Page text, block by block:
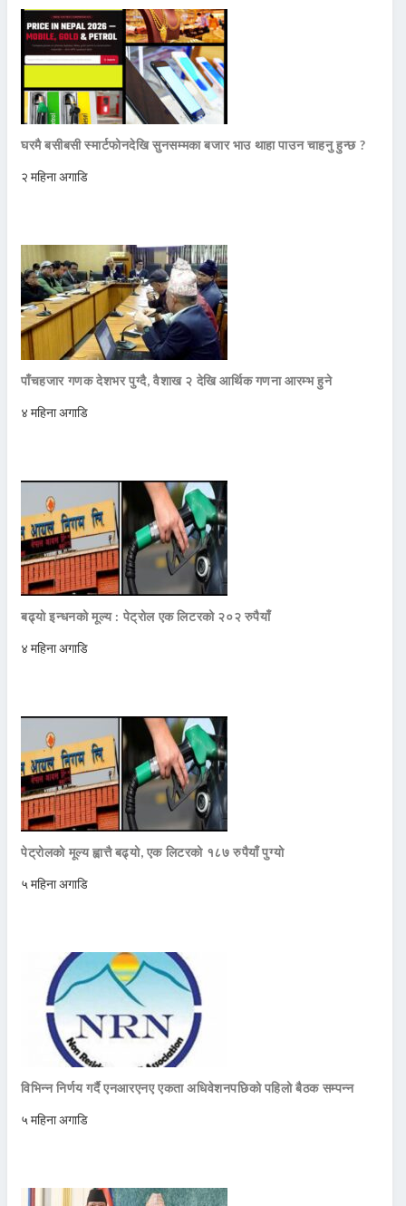
घरमै बसीबसी स्मार्टफोनदेखि सुनसम्मका बजार भाउ थाहा पाउन चाहनु हुन्छ ?
२ महिना अगाडि
पाँचहजार गणक देशभर पुग्दै, वैशाख २ देखि आर्थिक गणना आरम्भ हुने
४ महिना अगाडि
बढ्यो इन्धनको मूल्य : पेट्रोल एक लिटरको २०२ रुपैयाँ
४ महिना अगाडि
पेट्रोलको मूल्य ह्वात्तै बढ्यो, एक लिटरको १८७ रुपैयाँ पुग्यो
५ महिना अगाडि
विभिन्न निर्णय गर्दै एनआरएनए एकता अधिवेशनपछिको पहिलो बैठक सम्पन्न
५ महिना अगाडि